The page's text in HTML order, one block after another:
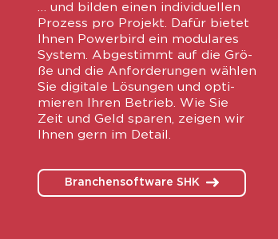
… und bil­den einen indi­vi­du­el­len
Pro­zess pro Pro­jekt. Dafür bie­tet
Ihnen Power­bird ein modu­la­res
Sys­tem. Abge­stimmt auf die Grö­
ße und die Anfor­de­run­gen wäh­len
Sie digi­ta­le Lösun­gen und opti­
mie­ren Ihren Betrieb. Wie Sie
Zeit und Geld spa­ren, zei­gen wir
Ihnen gern im Detail.
Branchensoftware SHK